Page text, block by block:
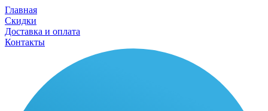
Главная
Скидки
Доставка и оплата
Контакты